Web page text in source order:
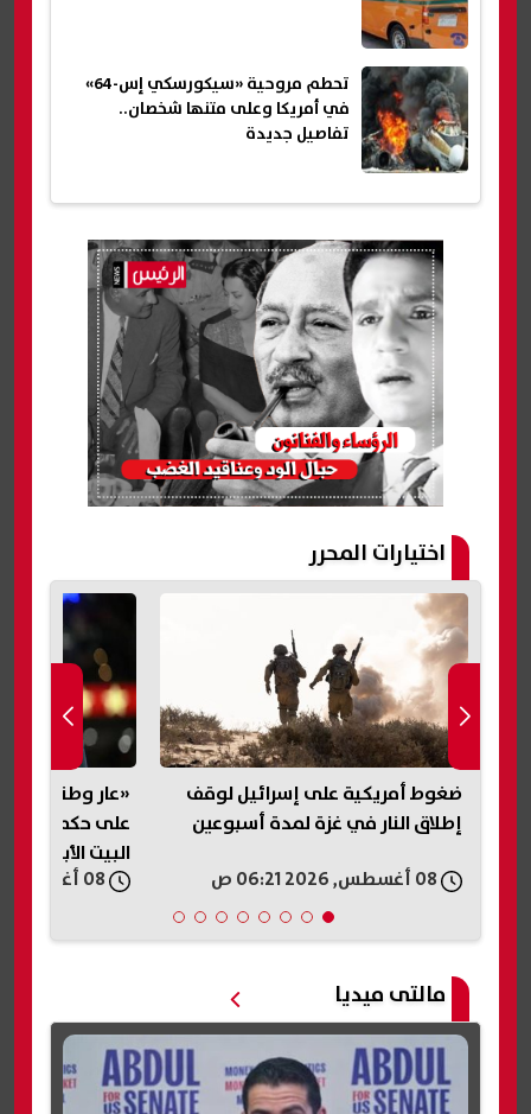
تحطم مروحية «سيكورسكي إس-64»
في أمريكا وعلى متنها شخصان..
تفاصيل جديدة
اختيارات المحرر
ضغوط أمريكية على إسرائيل لوقف
إطلاق النار في غزة لمدة أسبوعين
«عار وطني»..
على حكم وقف
البيت الأبيض
مالتى ميديا